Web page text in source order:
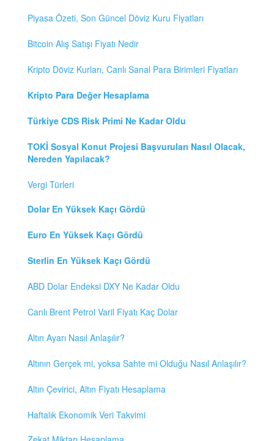
Piyasa Özeti, Son Güncel Döviz Kuru Fiyatları
Bitcoin Alış Satışı Fiyatı Nedir
Kripto Döviz Kurları, Canlı Sanal Para Birimleri Fiyatları
Kripto Para Değer Hesaplama
Türkiye CDS Risk Primi Ne Kadar Oldu
TOKİ Sosyal Konut Projesi Başvuruları Nasıl Olacak,
Nereden Yapılacak?
Vergi Türleri
Dolar En Yüksek Kaçı Gördü
Euro En Yüksek Kaçı Gördü
Sterlin En Yüksek Kaçı Gördü
ABD Dolar Endeksi DXY Ne Kadar Oldu
Canlı Brent Petrol Varil Fiyatı Kaç Dolar
Altın Ayarı Nasıl Anlaşılır?
Altının Gerçek mi, yoksa Sahte mi Olduğu Nasıl Anlaşılır?
Altın Çevirici, Altın Fiyatı Hesaplama
Haftalık Ekonomik Veri Takvimi